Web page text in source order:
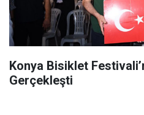
Konya Bisiklet
Gerçekleşti